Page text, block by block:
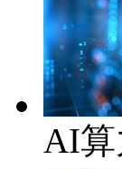
AI算